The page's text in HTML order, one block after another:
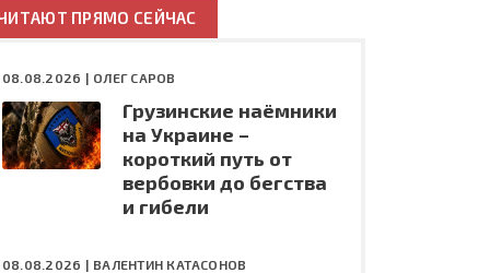
Конфликт на Украине
ПРЯМО СЕЙЧАС
08.08.2026 | ОЛЕГ САРОВ
Грузинские наёмники
на Украине –
короткий путь от
вербовки до бегства
и гибели
08.08.2026 | ВАЛЕНТИН КАТАСОНОВ